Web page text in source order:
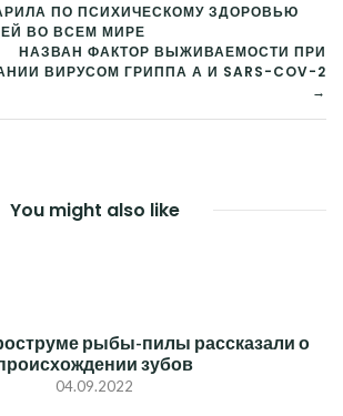
ПО ПСИХИЧЕСКОМУ ЗДОРОВЬЮ
ВО ВСЕМ МИРЕ
НАЗВАН ФАКТОР ВЫЖИВАЕМОСТИ ПРИ
ВИРУСОМ ГРИППА А И SARS-COV-2
→
You might also like
рыбы-пилы рассказали о
зубов
04.09.2022